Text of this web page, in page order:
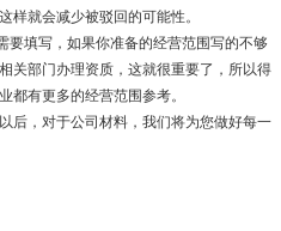
样就会减少被驳回的可能性。
填写，如果你准备的经营范围写的不够
关部门办理资质，这就很重要了，所以得
都有更多的经营范围参考。
，对于公司材料，我们将为您做好每一